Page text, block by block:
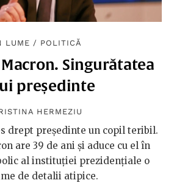
LUME / POLITICĂ
Singurătatea
președinte
HERMEZIU
drept președinte un copil teribil.
are 39 de ani și aduce cu el în
al instituției prezidențiale o
de detalii atipice.